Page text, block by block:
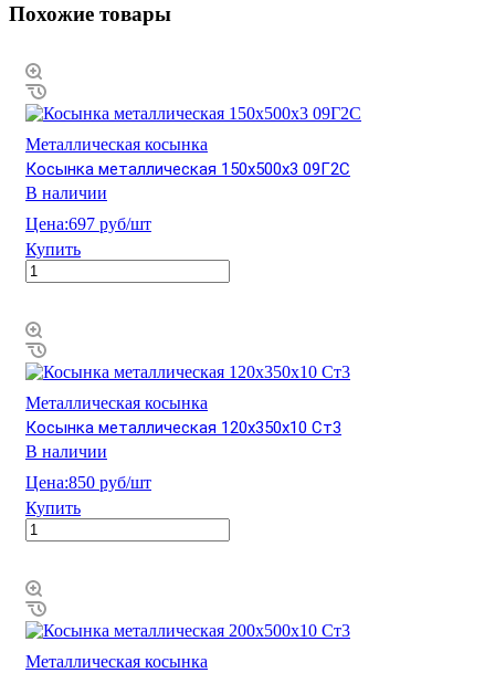
Похожие товары
Металлическая косынка
Косынка металлическая 150х500х3 09Г2С
В наличии
Цена:697 руб/шт
Купить
Металлическая косынка
Косынка металлическая 120х350х10 Ст3
В наличии
Цена:850 руб/шт
Купить
Металлическая косынка